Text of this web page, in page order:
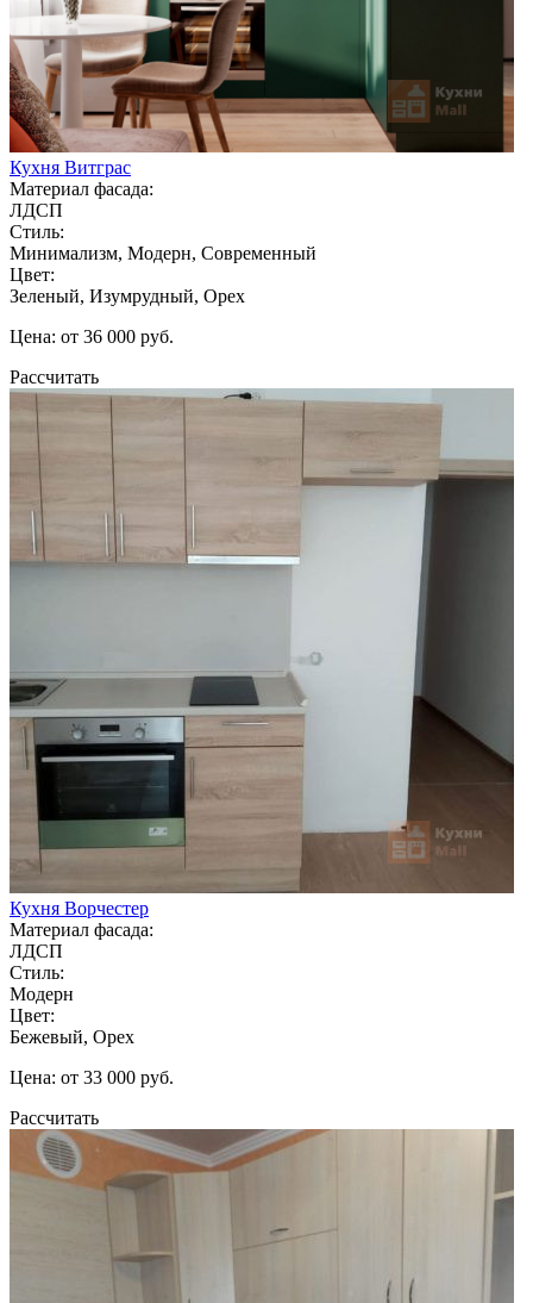
Кухня Витграс
Материал фасада:
ЛДСП
Стиль:
Минимализм, Модерн, Современный
Цвет:
Зеленый, Изумрудный, Орех
Цена: от 36 000 руб.
Рассчитать
Кухня Ворчестер
Материал фасада:
ЛДСП
Стиль:
Модерн
Цвет:
Бежевый, Орех
Цена: от 33 000 руб.
Рассчитать